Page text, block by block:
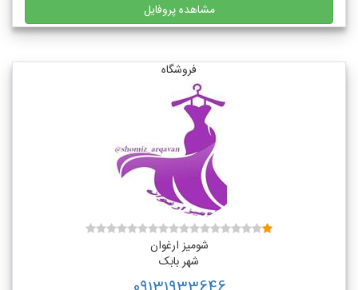
مشاهده پروفایل
فروشگاه
شومیز ارغوان
شهر بابک